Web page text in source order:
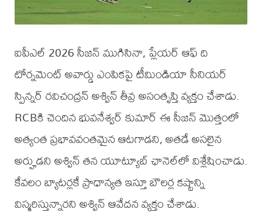
ఐపీఎల్ 2026 సీజన్ ముగిసినా, ప్లేయర్ ఆఫ్ ది
టోర్నమెంట్ అవార్డు ఎంపికపై టీమిండియా సీనియర్
స్పిన్నర్ రవిచంద్రన్ అశ్విన్ తీవ్ర అసంతృప్తి వ్యక్తం చేశాడు.
RCBకి చెందిన భువనేశ్వర్ కుమార్ ఈ సీజన్ మొత్తంలో
అత్యంత ప్రభావవంతమైన ఆటగాడని, అతడే అసలైన
అర్హుడని అశ్విన్ తన యూట్యూబ్ ఛానెల్‌లో విశ్లేషించాడు.
కేవలం బ్యాటర్లకే ప్రాధాన్యత ఇస్తూ బౌలర్ల కష్టాన్ని
విస్మరిస్తున్నారని అశ్విన్ ఆవేదన వ్యక్తం చేశాడు.